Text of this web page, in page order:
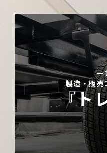
一
製造・販売
『ト